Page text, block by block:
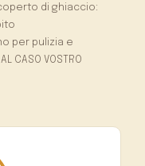
di ghiaccio:
per pulizia e
CASO VOSTRO